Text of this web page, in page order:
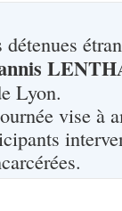
Lyon.
vise à